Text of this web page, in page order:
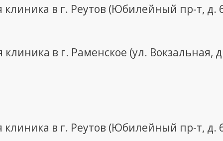
клиника в г. Реутов (Юбилейный пр-т, д.
клиника в г. Раменское (ул. Вокзальная,
клиника в г. Реутов (Юбилейный пр-т, д.